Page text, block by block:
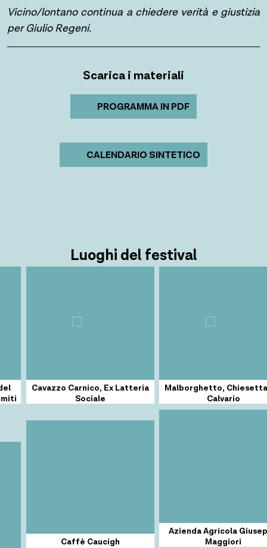
Vicino/lontano continua a chiedere verità e giustizia
per Giulio Regeni.
Scarica i materiali
PROGRAMMA IN PDF
CALENDARIO SINTETICO
Luoghi del festival
Cavazzo Carnico, Ex Latteria
Sociale
Malborghetto, Chiesetta
Calvario
Caffè Caucigh
Azienda Agricola Giuseppe
Maggiori